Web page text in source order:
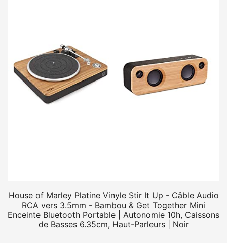
House of Marley Platine Vinyle Stir It Up - Câble Audio
RCA vers 3.5mm - Bambou & Get Together Mini
Enceinte Bluetooth Portable | Autonomie 10h, Caissons
de Basses 6.35cm, Haut-Parleurs | Noir